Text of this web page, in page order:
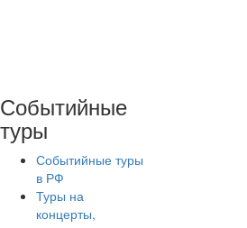
Событийные
туры
Событийные туры
в РФ
Туры на
концерты,